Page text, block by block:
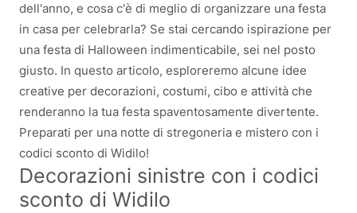
dell'anno, e cosa c'è di meglio di organizzare una festa
in casa per celebrarla? Se stai cercando ispirazione per
una festa di Halloween indimenticabile, sei nel posto
giusto. In questo articolo, esploreremo alcune idee
creative per decorazioni, costumi, cibo e attività che
renderanno la tua festa spaventosamente divertente.
Preparati per una notte di stregoneria e mistero con i
codici sconto di Widilo!
Decorazioni sinistre con i codici
sconto di Widilo